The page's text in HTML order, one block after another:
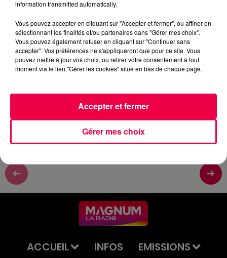
29 janvier 2026 - 2 min 31 sec
FLASHBACK SUR L'ANNÉE 1974
FLASHBACK sur l'année 1974
ACCUEIL INFOS
EMISSIONS
information transmitted automatically.
Vous pouvez accepter en cliquant sur "Accepter et fermer", ou affiner en
sélectionnant les finalités et/ou partenaires dans "Gérer mes choix".
Vous pouvez également refuser en cliquant sur "Continuer sans
accepter". Vos préférences ne s'appliqueront que pour ce site. Vous
pouvez mettre à jour vos choix, ou retirer votre consentement à tout
moment via le lien "Gérer les cookies" situé en bas de chaque page.
Gérer mes choix
Accepter et fermer